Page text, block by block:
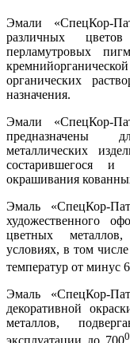
Эмали «СпецКор-
различных
перламутровых
органических
назначения.
Эмали «СпецКор-
предназначены
металлических
состарившегося и
окрашивания
Эмаль «СпецКор-
художественного
цветных
условиях, в том
температур от минус
Эмаль «СпецКор-
декоративной
металлов,
0